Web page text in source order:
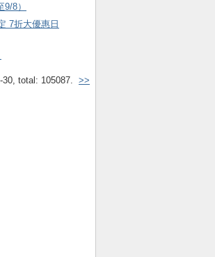
8）
7折大優惠日
30, total: 105087. >>